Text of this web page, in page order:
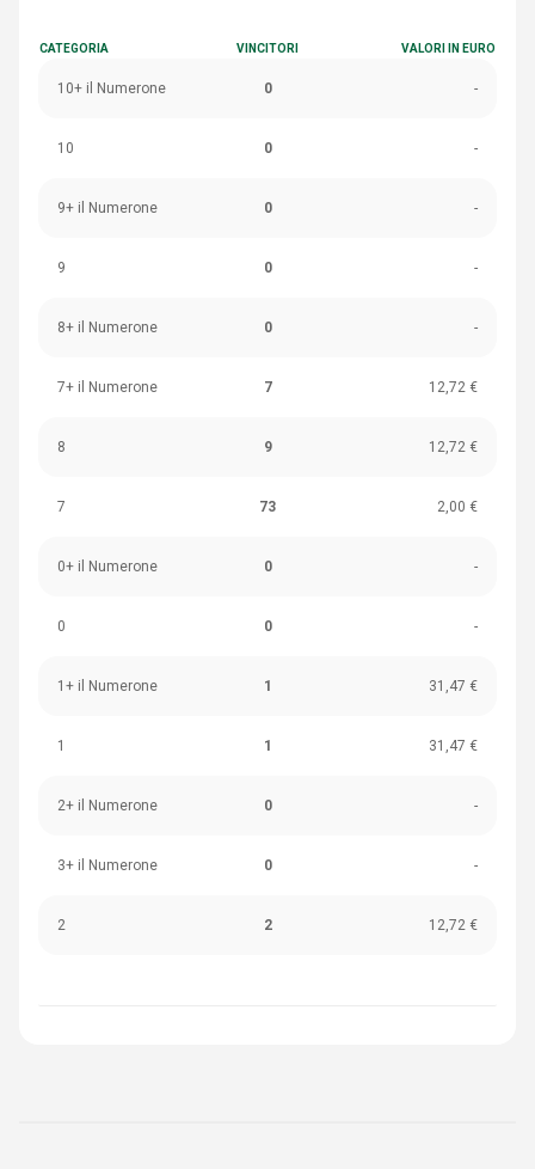
CATEGORIA VINCITORI VALORI IN EURO
10+ il Numerone 0 -
10 0 -
9+ il Numerone 0 -
9 0 -
8+ il Numerone 0 -
7+ il Numerone 7 12,72 €
8 9 12,72 €
7 73 2,00 €
0+ il Numerone 0 -
0 0 -
1+ il Numerone 1 31,47 €
1 1 31,47 €
2+ il Numerone 0 -
3+ il Numerone 0 -
2 2 12,72 €